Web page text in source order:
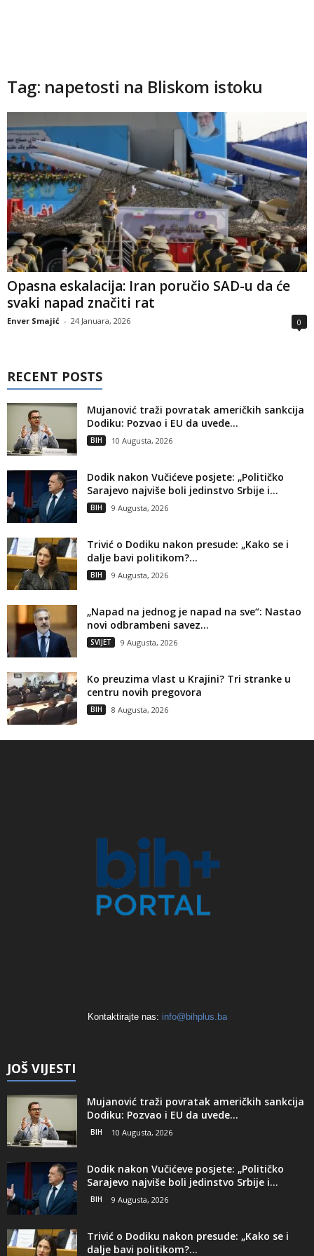
Tag: napetosti na Bliskom istoku
Opasna eskalacija: Iran poručio SAD-u da će
svaki napad značiti rat
Enver Smajić - 24 Januara, 2026 0
RECENT POSTS
Mujanović traži povratak američkih sankcija
Dodiku: Pozvao i EU da uvede...
BIH 10 Augusta, 2026
Dodik nakon Vučićeve posjete: „Političko
Sarajevo najviše boli jedinstvo Srbije i...
BIH 9 Augusta, 2026
Trivić o Dodiku nakon presude: „Kako se i
dalje bavi politikom?...
BIH 9 Augusta, 2026
„Napad na jednog je napad na sve“: Nastao
novi odbrambeni savez...
SVIJET 9 Augusta, 2026
Ko preuzima vlast u Krajini? Tri stranke u
centru novih pregovora
BIH 8 Augusta, 2026
Kontaktirajte nas: info@bihplus.ba
JOŠ VIJESTI
Mujanović traži povratak američkih sankcija
Dodiku: Pozvao i EU da uvede...
BIH 10 Augusta, 2026
Dodik nakon Vučićeve posjete: „Političko
Sarajevo najviše boli jedinstvo Srbije i...
BIH 9 Augusta, 2026
Trivić o Dodiku nakon presude: „Kako se i
dalje bavi politikom?...